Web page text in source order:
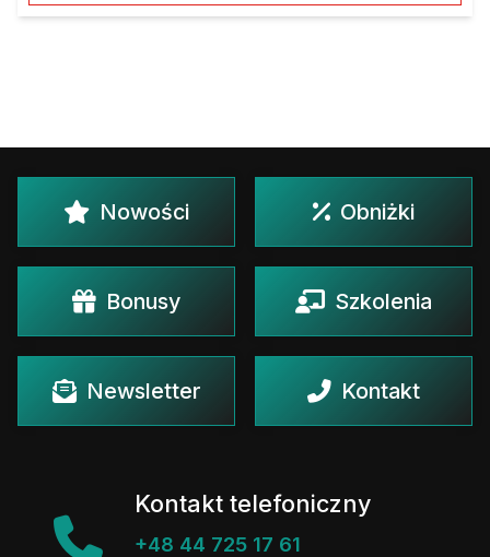
Nowości Obniżki
Bonusy Szkolenia
Newsletter Kontakt
Kontakt telefoniczny
+48 44 725 17 61